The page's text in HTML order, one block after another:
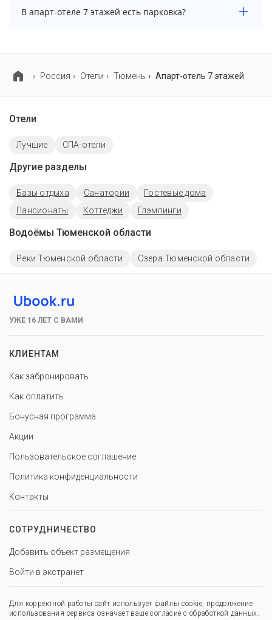
В апарт-отеле 7 этажей нет бассейна.
В апарт-отеле 7 этажей есть парковка?
возможно, услуга оплачивается отдельно.
Россия Отели Тюмень Апарт-отель 7 этажей
Отели
Лучшие СПА-отели
Другие разделы
Базы отдыха Санатории
Гостевые дома
Пансионаты
Коттеджи Глэмпинги
Водоёмы Тюменской области
Реки Тюменской области Озера Тюменской области
УЖЕ 16 ЛЕТ С ВАМИ
КЛИЕНТАМ
Как забронировать
Как оплатить
Бонусная программа
Акции
Пользовательское соглашение
Политика конфиденциальности
Контакты
СОТРУДНИЧЕСТВО
Добавить объект размещения
Войти в экстранет
Для корректной работы сайт использует файлы cookie, продолжение
использования сервиса означает ваше согласие с обработкой данных.